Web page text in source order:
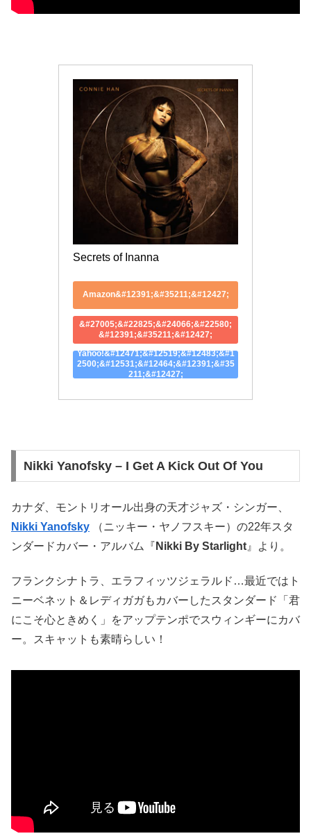
Secrets of Inanna
Amazon&#12391;&#35211;&#12427;
&#27005;&#22825;&#24066;&#22580;
&#12391;&#35211;&#12427;
Yahoo!&#12471;&#12519;&#12483;&#1
2500;&#12531;&#12464;&#12391;&#35
211;&#12427;
Nikki Yanofsky – I Get A Kick Out Of You
カナダ、モントリオール出身の天才ジャズ・シンガー、
Nikki Yanofsky （ニッキー・ヤノフスキー）の22年スタ
ンダードカバー・アルバム『 Nikki By Starlight 』より。
フランクシナトラ、エラフィッツジェラルド…最近ではト
ニーベネット＆レディガガもカバーしたスタンダード「君
にこそ心ときめく」をアップテンポでスウィンギーにカバ
ー。スキャットも素晴らしい！